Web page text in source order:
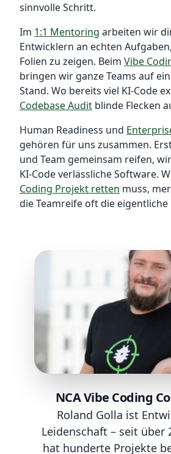
sinnvolle Schritt.
Im 1:1 Mentoring arbeiten wir
Entwicklern an echten
Folien zu zeigen. Beim Vibe
bringen wir ganze Teams auf
Stand. Wo bereits viel KI-Code
Codebase Audit blinde Flecken
Human Readiness und
gehören für uns zusammen.
und Team gemeinsam reifen,
KI-Code verlässliche Software.
Coding Projekt retten muss,
die Teamreife oft die eigentliche
NCA Vibe Coding
Roland Golla ist
Leidenschaft – seit über
hat hunderte Projekte